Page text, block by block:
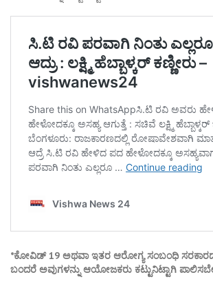
*ಕೋವಿಡ್ 19 ಅಥವಾ ಇತರ ಆರೋಗ್ಯ ಸಂಬಂಧಿ
ಬಂದರೆ ಅವುಗಳನ್ನು ಆಯೋಜಕರು ಕಟ್ಟುನಿಟ್ಟಾಗಿ